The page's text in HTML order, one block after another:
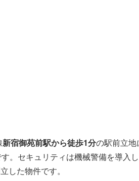
新宿御苑前駅から徒歩1分の駅前立
。セキュリティは機械警備を導入
した物件です。